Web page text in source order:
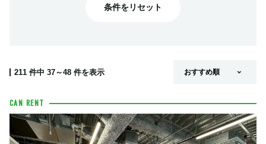
条件をリセット
211 件中 37～48 件を表示
CAN RENT